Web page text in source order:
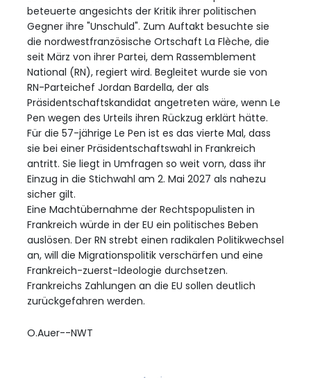
beteuerte angesichts der Kritik ihrer politischen
Gegner ihre "Unschuld". Zum Auftakt besuchte sie
die nordwestfranzösische Ortschaft La Flèche, die
seit März von ihrer Partei, dem Rassemblement
National (RN), regiert wird. Begleitet wurde sie von
RN-Parteichef Jordan Bardella, der als
Präsidentschaftskandidat angetreten wäre, wenn Le
Pen wegen des Urteils ihren Rückzug erklärt hätte.
Für die 57-jährige Le Pen ist es das vierte Mal, dass
sie bei einer Präsidentschaftswahl in Frankreich
antritt. Sie liegt in Umfragen so weit vorn, dass ihr
Einzug in die Stichwahl am 2. Mai 2027 als nahezu
sicher gilt.
Eine Machtübernahme der Rechtspopulisten in
Frankreich würde in der EU ein politisches Beben
auslösen. Der RN strebt einen radikalen Politikwechsel
an, will die Migrationspolitik verschärfen und eine
Frankreich-zuerst-Ideologie durchsetzen.
Frankreichs Zahlungen an die EU sollen deutlich
zurückgefahren werden.
O.Auer--NWT